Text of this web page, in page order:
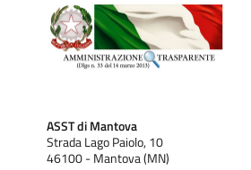
ASST di Mantova
Strada Lago Paiolo, 10
46100 - Mantova (MN)